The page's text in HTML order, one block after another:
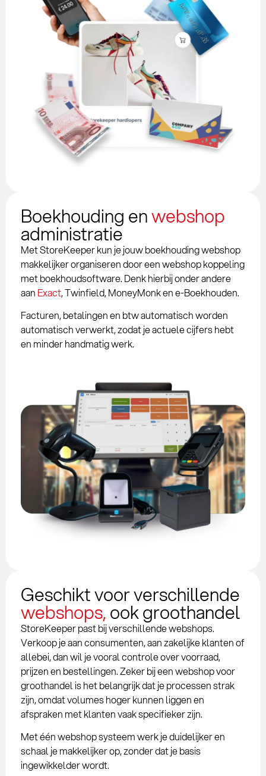
Boekhouding enwebshop
administratie
Met StoreKeeper kun je jouw boekhouding webshop
makkelijker organiseren door een webshop koppeling
met boekhoudsoftware. Denk hierbij onder andere
aan Exact, Twinfield, MoneyMonk en e-Boekhouden.
Facturen, betalingen en btw automatisch worden
automatisch verwerkt, zodat je actuele cijfers hebt
en minder handmatig werk.
Geschikt voor verschillende
webshops,ook groothandel
StoreKeeper past bij verschillende webshops.
Verkoop je aan consumenten, aan zakelijke klanten of
allebei, dan wil je vooral controle over voorraad,
prijzen en bestellingen. Zeker bij een webshop voor
groothandel is het belangrijk dat je processen strak
zijn, omdat volumes hoger kunnen liggen en
afspraken met klanten vaak specifieker zijn.
Met één webshop systeem werk je duidelijker en
schaal je makkelijker op, zonder dat je basis
ingewikkelder wordt.